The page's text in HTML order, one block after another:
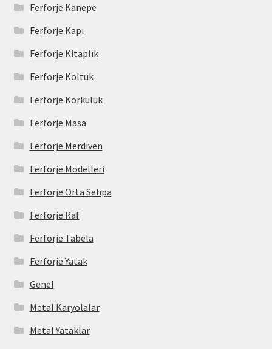
Ferforje Kanepe
Ferforje Kapı
Ferforje Kitaplık
Ferforje Koltuk
Ferforje Korkuluk
Ferforje Masa
Ferforje Merdiven
Ferforje Modelleri
Ferforje Orta Sehpa
Ferforje Raf
Ferforje Tabela
Ferforje Yatak
Genel
Metal Karyolalar
Metal Yataklar